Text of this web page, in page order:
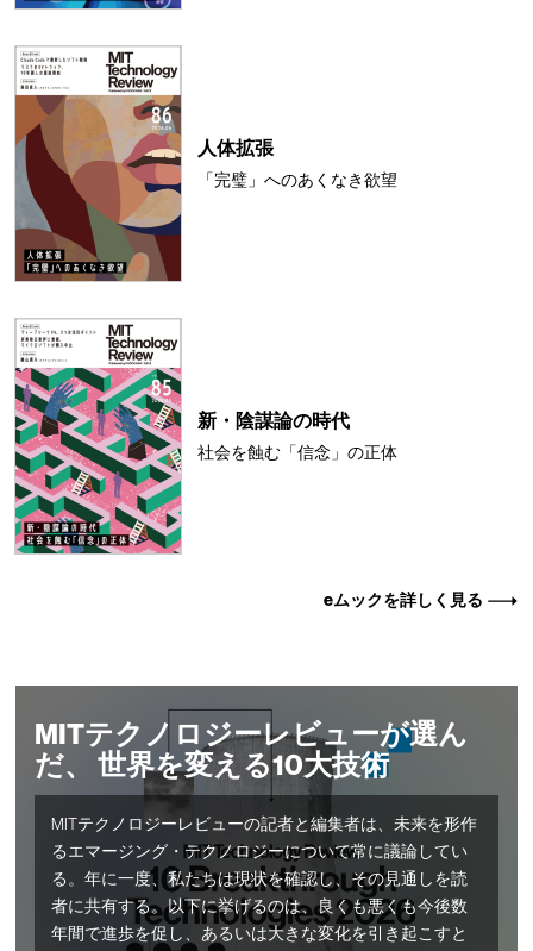
人体拡張
「完璧」へのあくなき欲望
新・陰謀論の時代
社会を蝕む「信念」の正体
eムックを詳しく見る
MITテクノロジーレビューが選ん
だ、 世界を変える10大技術
MITテクノロジーレビューの記者と編集者は、未来を形作
るエマージング・テクノロジーについて常に議論してい
る。年に一度、私たちは現状を確認し、その見通しを読
者に共有する。以下に挙げるのは、良くも悪くも今後数
年間で進歩を促し、あるいは大きな変化を引き起こすと